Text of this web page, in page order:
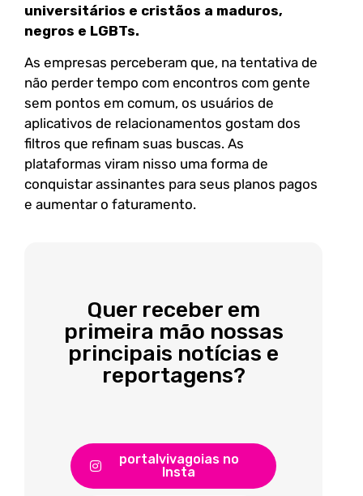
universitários e cristãos a maduros,
negros e LGBTs.
As empresas perceberam que, na tentativa de
não perder tempo com encontros com gente
sem pontos em comum, os usuários de
aplicativos de relacionamentos gostam dos
filtros que refinam suas buscas. As
plataformas viram nisso uma forma de
conquistar assinantes para seus planos pagos
e aumentar o faturamento.
Quer receber em
primeira mão nossas
principais notícias e
reportagens?
portalvivagoias no
Insta